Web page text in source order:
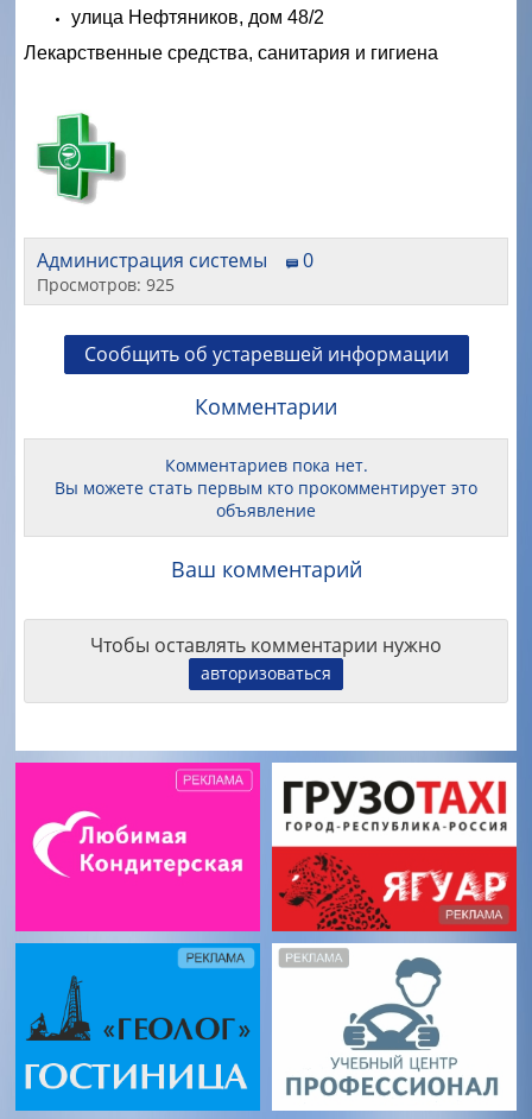
улица Нефтяников, дом 48/2
Лекарственные средства, санитария и гигиена
Администрация системы 0
Просмотров: 925
Сообщить об устаревшей информации
Комментарии
Комментариев пока нет.
Вы можете стать первым кто прокомментирует это
объявление
Ваш комментарий
Чтобы оставлять комментарии нужно
авторизоваться